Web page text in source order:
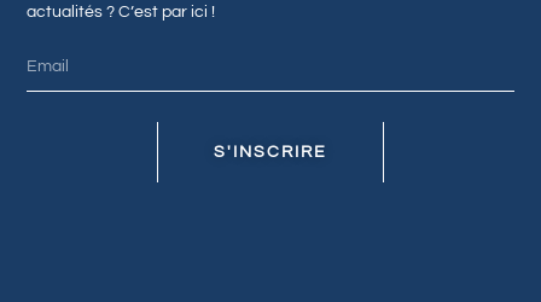
actualités ? C’est par ici !
S'INSCRIRE